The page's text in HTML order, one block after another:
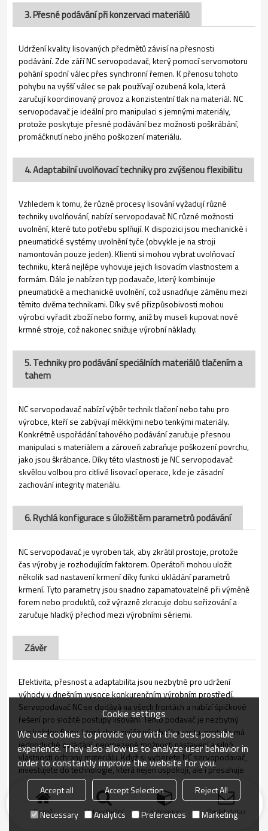
3. Přesné podávání při konzervaci materiálů
Udržení kvality lisovaných předmětů závisí na přesnosti
podávání. Zde září NC servopodavač, který pomocí servomotoru
pohání spodní válec přes synchronní řemen. K přenosu tohoto
pohybu na vyšší válec se pak používají ozubená kola, která
zaručují koordinovaný provoz a konzistentní tlak na materiál. NC
servopodavač je ideální pro manipulaci s jemnými materiály,
protože poskytuje přesné podávání bez možnosti poškrábání,
promáčknutí nebo jiného poškození materiálu.
4. Adaptabilní uvolňovací techniky pro zvýšenou flexibilitu
Vzhledem k tomu, že různé procesy lisování vyžadují různé
techniky uvolňování, nabízí servopodavač NC různé možnosti
uvolnění, které tuto potřebu splňují. K dispozici jsou mechanické i
pneumatické systémy uvolnění tyče (obvykle je na stroji
namontován pouze jeden). Klienti si mohou vybrat uvolňovací
techniku, která nejlépe vyhovuje jejich lisovacím vlastnostem a
formám. Dále je nabízen typ podavače, který kombinuje
pneumatické a mechanické uvolnění, což usnadňuje záměnu mezi
těmito dvěma technikami. Díky své přizpůsobivosti mohou
výrobci vyřadit zboží nebo formy, aniž by museli kupovat nové
krmné stroje, což nakonec snižuje výrobní náklady.
5. Techniky pro podávání speciálních materiálů tlačením a
tahem
NC servopodavač nabízí výběr technik tlačení nebo tahu pro
výrobce, kteří se zabývají měkkými nebo tenkými materiály.
Konkrétně uspořádání tahového podávání zaručuje přesnou
manipulaci s materiálem a zároveň zabraňuje poškození povrchu,
jako jsou škrábance. Díky této vlastnosti je NC servopodavač
skvělou volbou pro citlivé lisovací operace, kde je zásadní
zachování integrity materiálu.
6. Rychlá konfigurace s úložištěm parametrů podávání
NC servopodavač je vyroben tak, aby zkrátil prostoje, protože
čas výroby je rozhodujícím faktorem. Operátoři mohou uložit
několik sad nastavení krmení díky funkci ukládání parametrů
krmení. Tyto parametry jsou snadno zapamatovatelné při výměně
forem nebo produktů, což výrazně zkracuje dobu seřizování a
zaručuje hladký přechod mezi výrobními sériemi.
Závěr
Efektivita, přesnost a adaptabilita jsou nezbytné pro udržení
výhody v dnešním vysoce konkurenčním výrobním prostředí.
Servopodavač NC se dodává na všech frontách a nabízí špičkové
řešení pro složité postupy lisování. Tento podavač je nezbytný
pro každou firmu, která chce zvýšit výrobní kapacitu, protože má
jednoduché ovládání, neomezené možnosti nastavení a silné
vlastnosti ochrany materiálu. Když si vyberete NC servopodavač,
investujete do technologie, která nejen uspokojí, ale i přesahuje
požadavky současné výroby.
Domů Vyhledávání kategorie Poslat dotaz
Cookie settings
We use cookies to provide you with the best possible
experience. They also allow us to analyze user behavior in
order to constantly improve the website for you.
Accept all Accept Selection
Reject All
Necessary
Analytics Preferences Marketing